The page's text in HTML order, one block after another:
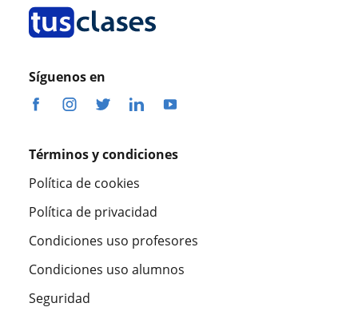
Síguenos en
Términos y condiciones
Política de cookies
Política de privacidad
Condiciones uso profesores
Condiciones uso alumnos
Seguridad